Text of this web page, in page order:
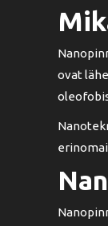
ovat